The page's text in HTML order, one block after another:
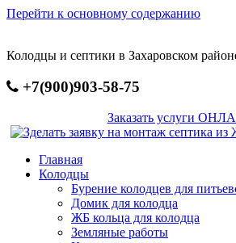
Перейти к основному содержанию
Колодцы и септики в Захаровском
+7(900)903-58-75
Заказать услуги
Главная
Колодцы
Бурение колодцев для
Домик для колодца
ЖБ кольца для колодца
Земляные работы